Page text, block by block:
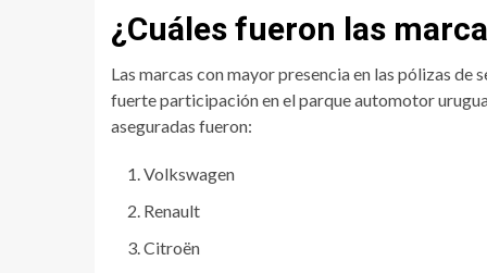
¿Cuáles fueron las
Las marcas con mayor presencia en las pólizas
fuerte participación en el parque automotor
aseguradas fueron:
Volkswagen
Renault
Citroën